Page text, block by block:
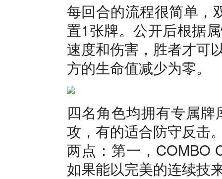
每回合的流程很简单，
置1张牌。公开后根据
速度和伤害，胜者才可
方的生命值减少为零。
四名角色均拥有专属
攻，有的适合防守反击
两点：第一，COMBO
如果能以完美的连续技